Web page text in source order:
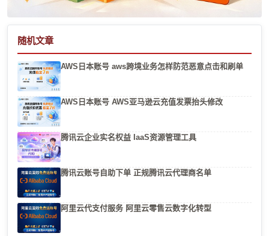
随机文章
AWS日本账号 aws跨境业务怎样防范恶意点击和刷单
AWS日本账号 AWS亚马逊云充值发票抬头修改
腾讯云企业实名权益 IaaS资源管理工具
腾讯云账号自助下单 正规腾讯云代理商名单
阿里云代支付服务 阿里云零售云数字化转型